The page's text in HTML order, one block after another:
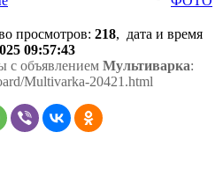
просмотров: 218, дата и время
09:57:43
с объявлением Мультиварка:
Multivarka-20421.html